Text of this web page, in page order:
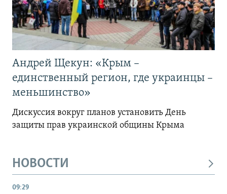
Андрей Щекун: «Крым –
единственный регион, где украинцы –
меньшинство»
Дискуссия вокруг планов установить День
защиты прав украинской общины Крыма
НОВОСТИ
09:29